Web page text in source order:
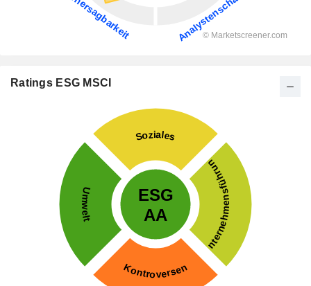
Ratings ESG MSCI